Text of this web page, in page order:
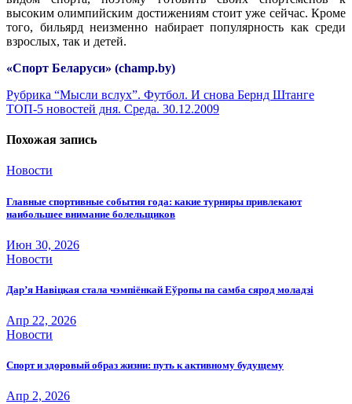
высоким олимпийским достижениям стоит уже сейчас. Кроме
того, бильярд неизменно набирает популярность как среди
взрослых, так и детей.
«Спорт Беларуси» (champ.by)
Навигация
по
записям
Рубрика “Мысли вслух”. Футбол. И снова Бернд Штанге
ТОП-5 новостей дня. Среда. 30.12.2009
Похожая запись
Новости
Главные спортивные события года: какие турниры привлекают
наибольшее внимание болельщиков
Июн 30, 2026
Новости
Дар’я Навіцкая стала чэмпіёнкай Еўропы па самба сярод моладзі
Апр 22, 2026
Новости
Спорт и здоровый образ жизни: путь к активному будущему
Апр 2, 2026